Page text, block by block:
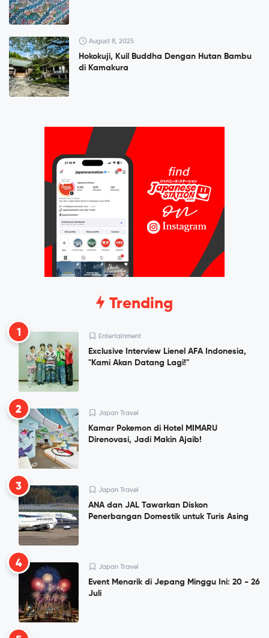
August 8, 2025
Hokokuji, Kuil Buddha Dengan Hutan Bambu
di Kamakura
Trending
1 Entertainment
Exclusive Interview Lienel AFA Indonesia,
"Kami Akan Datang Lagi!"
2 Japan Travel
Kamar Pokemon di Hotel MIMARU
Direnovasi, Jadi Makin Ajaib!
3 Japan Travel
ANA dan JAL Tawarkan Diskon
Penerbangan Domestik untuk Turis Asing
4 Japan Travel
Event Menarik di Jepang Minggu Ini: 20 - 26
Juli